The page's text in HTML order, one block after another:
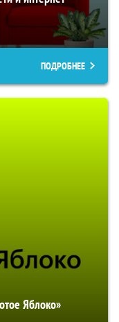
ПОДРОБНЕЕ
Яблоко»